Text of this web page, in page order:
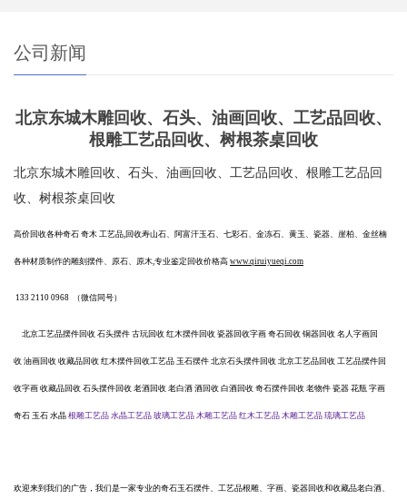
公司新闻
北京东城木‌雕回收、石头、油画回收、工艺品回收、
根雕工艺品回收、树根茶桌回收
北京东城木‌雕回收、石头、油画回收、工艺品回收、根雕工艺品回
收、树根茶桌回收
高价回收各种奇石 奇木 工艺品,回收寿山石、阿富汗玉石、七彩石、金冻石、黄玉、瓷器、崖柏、金丝楠
各种材质制作的雕刻摆件、原石、原木,专业鉴定回收价格高 www.qiruiyueqi.com
133 2110 0968 （微信同号）
北京工艺品摆件回收 石头摆件 古玩回收 红木摆件回收 瓷器回收字画 奇石回收 铜器回收 名人字画回
收 油画回收 收藏品回收 红木摆件回收工艺品 玉石摆件 北京石头摆件回收 北京工艺品回收 工艺品摆件回
收字画 收藏品回收 石头摆件回收 老酒回收 老白酒 酒回收 白酒回收 奇石摆件回收 老物件 瓷器 花瓶 字画
奇石 玉石 水晶 根雕工艺品 水晶工艺品 玻璃工艺品 木雕工艺品 红木工艺品 木雕工艺品 琉璃工艺品
欢迎来到我们的广告，我们是一家专业的奇石玉石摆件、工艺品根雕、字画、瓷器回收和收藏品老白酒、